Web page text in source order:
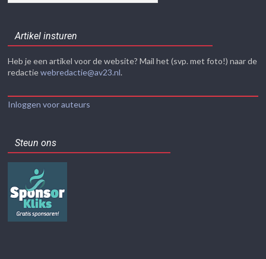
Artikel insturen
Heb je een artikel voor de website? Mail het (svp. met foto!) naar de
redactiewebredactie@av23.nl.
Inloggen voor auteurs
Steun ons